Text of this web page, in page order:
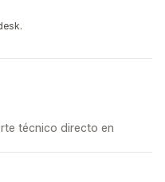
técnico directo en